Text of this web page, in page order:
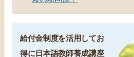
給付金制度を活用してお
得に日本語教師養成講座